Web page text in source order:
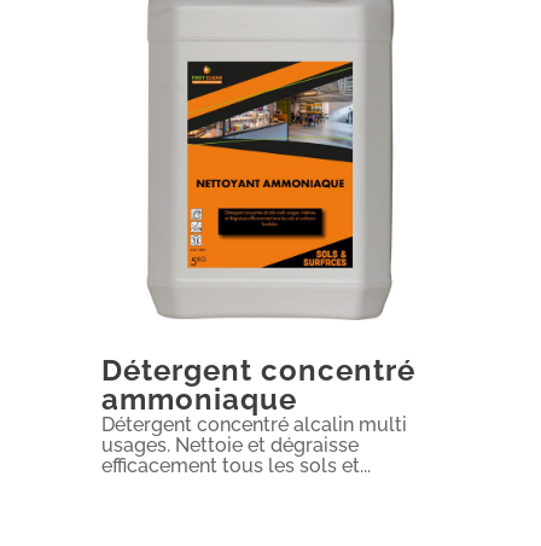
Détergent concentré
ammoniaque
Détergent concentré alcalin multi
usages. Nettoie et dégraisse
efficacement tous les sols et...